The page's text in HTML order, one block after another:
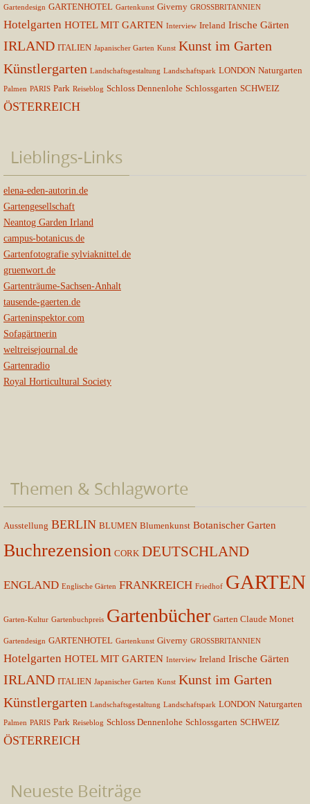
Gartendesign GARTENHOTEL Gartenkunst Giverny GROSSBRITANNIEN
Hotelgarten HOTEL MIT GARTEN Interview Ireland Irische Gärten
IRLAND ITALIEN Japanischer Garten Kunst Kunst im Garten
Künstlergarten Landschaftsgestaltung Landschaftspark LONDON Naturgarten
Palmen PARIS Park Reiseblog Schloss Dennenlohe Schlossgarten SCHWEIZ
ÖSTERREICH
Lieblings-Links
elena-eden-autorin.de
Gartengesellschaft
Neantog Garden Irland
campus-botanicus.de
Gartenfotografie sylviaknittel.de
gruenwort.de
Gartenträume-Sachsen-Anhalt
tausende-gaerten.de
Garteninspektor.com
Sofagärtnerin
weltreisejournal.de
Gartenradio
Royal Horticultural Society
Themen & Schlagworte
Ausstellung BERLIN BLUMEN Blumenkunst Botanischer Garten
Buchrezension CORK DEUTSCHLAND
ENGLAND Englische Gärten FRANKREICH Friedhof GARTEN
Garten-Kultur Gartenbuchpreis Gartenbücher Garten Claude Monet
Gartendesign GARTENHOTEL Gartenkunst Giverny GROSSBRITANNIEN
Hotelgarten HOTEL MIT GARTEN Interview Ireland Irische Gärten
IRLAND ITALIEN Japanischer Garten Kunst Kunst im Garten
Künstlergarten Landschaftsgestaltung Landschaftspark LONDON Naturgarten
Palmen PARIS Park Reiseblog Schloss Dennenlohe Schlossgarten SCHWEIZ
ÖSTERREICH
Neueste Beiträge